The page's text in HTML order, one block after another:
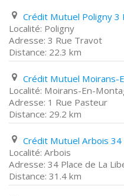
Crédit Mutuel Poligny 3
Poligny
3 Rue Travot
22.3 km
Moirans-En-
1 Rue Pasteur
29.2 km
Arbois
34 Place de La
31.4 km